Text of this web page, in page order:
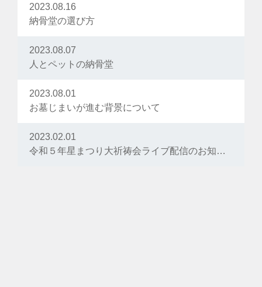
2023.08.16
納骨堂の選び方
2023.08.07
人とペットの納骨堂
2023.08.01
お墓じまいが進む背景について
2023.02.01
令和５年星まつり大祈祷会ライブ配信のお知らせ